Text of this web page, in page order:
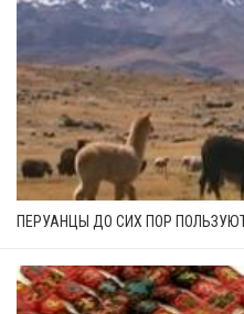
ПЕРУАНЦЫ ДО СИХ ПОР